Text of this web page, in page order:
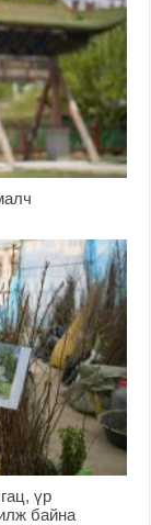
үр
байна